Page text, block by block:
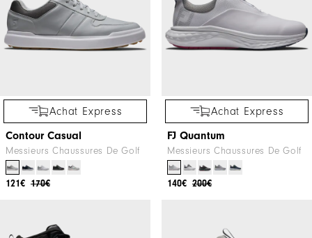
Achat Express
Contour Casual
Messieurs Chaussures De Golf
170€
121€
Achat Express
FJ Quantum
Messieurs Chaussures De Golf
200€
140€